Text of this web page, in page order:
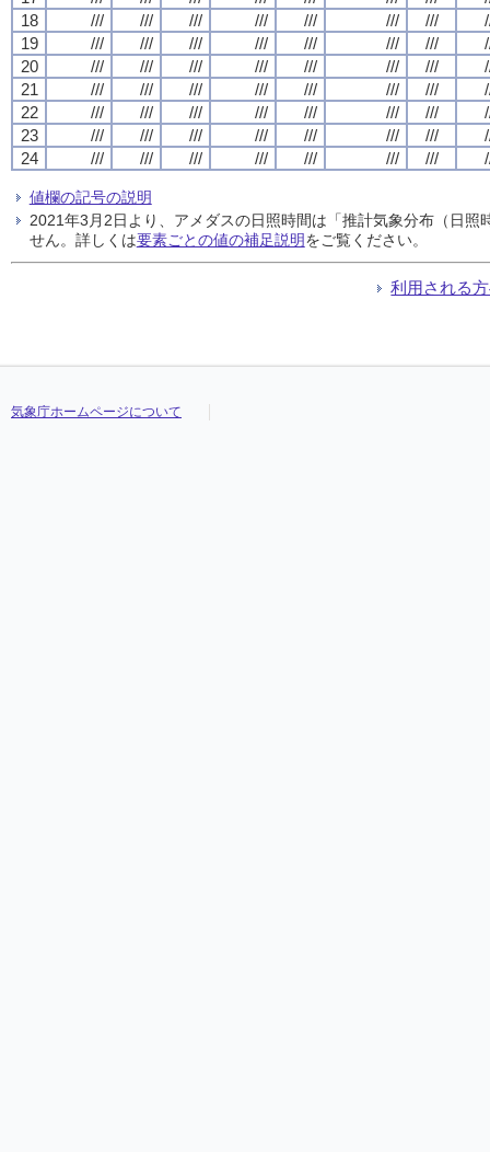
18
/// /// /// /// /// /// ///
19
/// /// /// /// /// /// ///
20
/// /// /// /// /// /// ///
21
/// /// /// /// /// /// ///
22
/// /// /// /// /// /// ///
23
/// /// /// /// /// /// ///
24
/// /// /// /// /// /// ///
値欄の記号の説明
2021年3月2日より、アメダスの日照時間は「推計気象分布（日
せん。詳しくは要素ごとの値の補足説明をご覧ください。
利用される
気象庁ホームページについて